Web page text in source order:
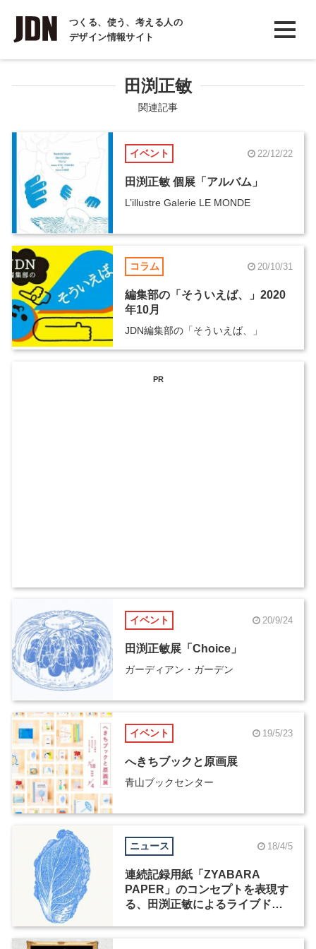
つくる、使う、考える人の
デザイン情報サイト
INTERVIEW
インタビュー
COLUMN
コラム
田渕正敏
関連記事
イベント 22/12/22
田渕正敏 個展「アルバム」
L’illustre Galerie LE MONDE
コラム 20/10/31
編集部の「そういえば、」2020
年10月
JDN編集部の「そういえば、」
PR
イベント 20/9/24
田渕正敏展「Choice」
ガーディアン・ガーデン
イベント 19/5/23
へきちブックと原画展
青山ブックセンター
ニュース 18/4/5
連続記録用紙「ZYABARA
PAPER」のコンセプトを表現す
る、田渕正敏によるライブドロ